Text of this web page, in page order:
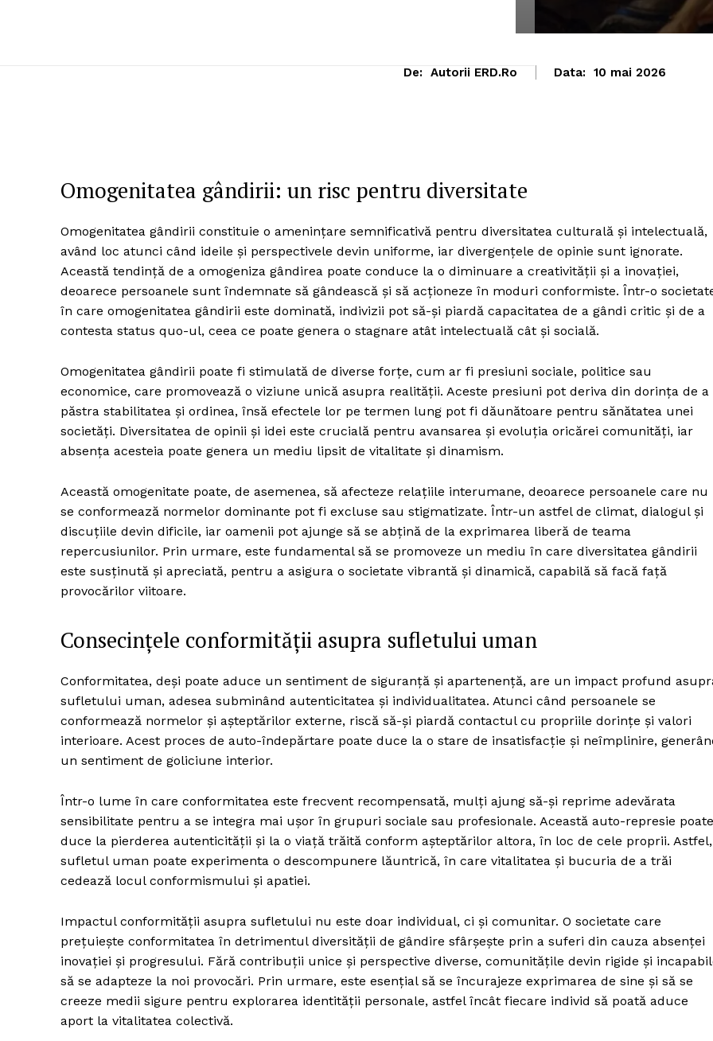
De: Autorii ERD.ro Data: 10 mai 2026
Omogenitatea gândirii: un risc pentru diversitate
Omogenitatea gândirii constituie o amenințare semnificativă pentru diversitatea culturală și intelectuală,
având loc atunci când ideile și perspectivele devin uniforme, iar divergențele de opinie sunt ignorate.
Această tendință de a omogeniza gândirea poate conduce la o diminuare a creativității și a inovației,
deoarece persoanele sunt îndemnate să gândească și să acționeze în moduri conformiste. Într-o
în care omogenitatea gândirii este dominată, indivizii pot să-și piardă capacitatea de a gândi critic și de a
contesta status quo-ul, ceea ce poate genera o stagnare atât intelectuală cât și socială.
Omogenitatea gândirii poate fi stimulată de diverse forțe, cum ar fi presiuni sociale, politice sau
economice, care promovează o viziune unică asupra realității. Aceste presiuni pot deriva din dorința de a
păstra stabilitatea și ordinea, însă efectele lor pe termen lung pot fi dăunătoare pentru sănătatea unei
societăți. Diversitatea de opinii și idei este crucială pentru avansarea și evoluția oricărei comunități, iar
absența acesteia poate genera un mediu lipsit de vitalitate și dinamism.
Această omogenitate poate, de asemenea, să afecteze relațiile interumane, deoarece persoanele care nu
se conformează normelor dominante pot fi excluse sau stigmatizate. Într-un astfel de climat, dialogul și
discuțiile devin dificile, iar oamenii pot ajunge să se abțină de la exprimarea liberă de teama
repercusiunilor. Prin urmare, este fundamental să se promoveze un mediu în care diversitatea gândirii
este susținută și apreciată, pentru a asigura o societate vibrantă și dinamică, capabilă să facă față
provocărilor viitoare.
Consecințele conformității asupra sufletului uman
Conformitatea, deși poate aduce un sentiment de siguranță și apartenență, are un impact profund
sufletului uman, adesea subminând autenticitatea și individualitatea. Atunci când persoanele se
conformează normelor și așteptărilor externe, riscă să-și piardă contactul cu propriile dorințe și valori
interioare. Acest proces de auto-îndepărtare poate duce la o stare de insatisfacție și neîmplinire,
un sentiment de goliciune interior.
Într-o lume în care conformitatea este frecvent recompensată, mulți ajung să-și reprime adevărata
sensibilitate pentru a se integra mai ușor în grupuri sociale sau profesionale. Această auto-represie poate
duce la pierderea autenticității și la o viață trăită conform așteptărilor altora, în loc de cele proprii. Astfel,
sufletul uman poate experimenta o descompunere lăuntrică, în care vitalitatea și bucuria de a trăi
cedează locul conformismului și apatiei.
Impactul conformității asupra sufletului nu este doar individual, ci și comunitar. O societate care
prețuiește conformitatea în detrimentul diversității de gândire sfârșește prin a suferi din cauza absenței
inovației și progresului. Fără contribuții unice și perspective diverse, comunitățile devin rigide și
să se adapteze la noi provocări. Prin urmare, este esențial să se încurajeze exprimarea de sine și să se
creeze medii sigure pentru explorarea identității personale, astfel încât fiecare individ să poată aduce
aport la vitalitatea colectivă.